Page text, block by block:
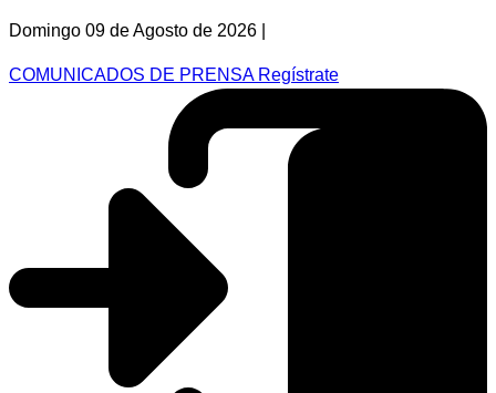
Domingo 09 de Agosto de 2026 |
COMUNICADOS DE PRENSA Regístrate